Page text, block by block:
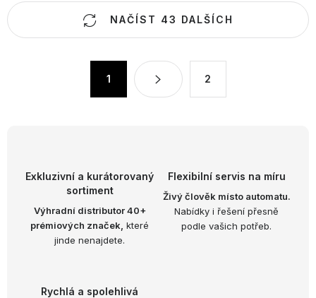
O
v
NAČÍST 43 DALŠÍCH
1 2
Exkluzivní a kurátorovaný
sortiment
Výhradní distributor 40+
prémiových značek, které
jinde nenajdete.
Flexibilní servis na míru
Živý člověk místo automatu.
Nabídky i řešení přesně
podle vašich potřeb.
Rychlá a spolehlivá